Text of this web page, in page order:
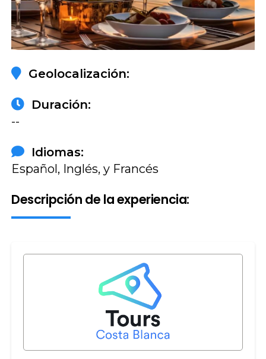
Reservar
Geolocalización:
Duración:
--
Idiomas:
Español, Inglés, y Francés
Descripción de la experiencia: